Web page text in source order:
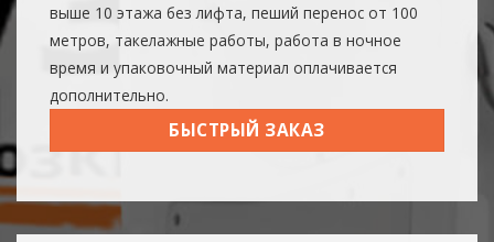
выше 10 этажа без лифта, пеший перенос от 100
метров, такелажные работы, работа в ночное
время и упаковочный материал оплачивается
дополнительно.
БЫСТРЫЙ ЗАКАЗ